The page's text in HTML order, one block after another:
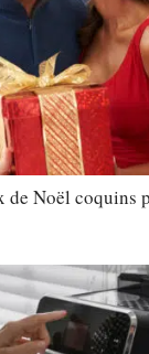
de Noël coquins